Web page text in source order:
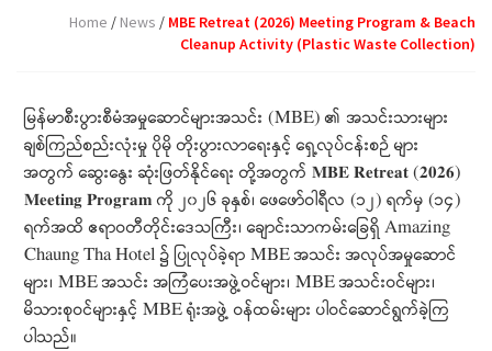
i
g
n
Home / News / MBE Retreat (2026) Meeting Program & Beach
Cleanup Activity (Plastic Waste Collection)
မြန်မာစီးပွားစီမံအမှုဆောင်များအသင်း (MBE) ၏ အသင်းသားများ
ချစ်ကြည်စည်းလုံးမှု ပိုမို တိုးပွားလာရေးနှင့် ရှေ့လုပ်ငန်းစဉ် များ
အတွက် ဆွေးနွေး ဆုံးဖြတ်နိုင်ရေး တို့အတွက် 𝐌𝐁𝐄 𝐑𝐞𝐭𝐫𝐞𝐚𝐭 (𝟐𝟎𝟐𝟔)
𝐌𝐞𝐞𝐭𝐢𝐧𝐠 𝐏𝐫𝐨𝐠𝐫𝐚𝐦 ကို ၂၀၂၆ ခုနှစ်၊ ဖေဖော်ဝါရီလ (၁၂) ရက်မှ (၁၄)
ရက်အထိ ဧရာဝတီတိုင်း‌ဒေသကြီး၊ ချောင်းသာကမ်းခြေရှိ Amazing
Chaung Tha Hotel ၌ ပြုလုပ်ခဲ့ရာ MBE အသင်း အလုပ်အမှုဆောင်
များ၊ MBE အသင်း အကြံပေးအဖွဲ့ဝင်များ၊ MBE အသင်းဝင်များ၊
မိသားစုဝင်များနှင့် MBE ရုံးအဖွဲ့ ဝန်ထမ်းများ ပါဝင်ဆောင်ရွက်ခဲ့ကြ
ပါသည်။